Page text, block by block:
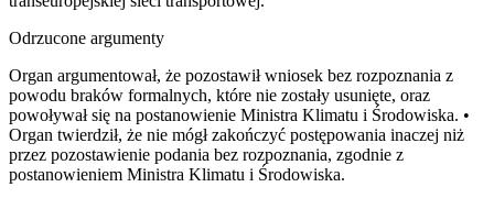
Odrzucone argumenty
Organ argumentował, że pozostawił wniosek bez rozpoznania z
powodu braków formalnych, które nie zostały usunięte, oraz
powoływał się na postanowienie Ministra Klimatu i Środowiska. •
Organ twierdził, że nie mógł zakończyć postępowania inaczej niż
przez pozostawienie podania bez rozpoznania, zgodnie z
postanowieniem Ministra Klimatu i Środowiska.